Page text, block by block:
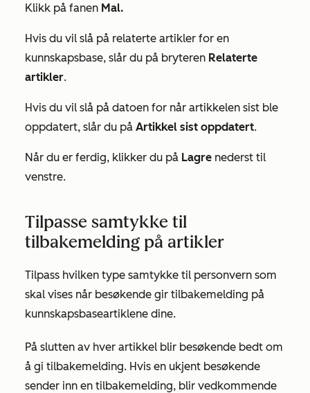
Klikk på fanen Mal.
Hvis du vil slå på relaterte artikler for en
kunnskapsbase, slår du på bryteren Relaterte
artikler.
Hvis du vil slå på datoen for når artikkelen sist ble
oppdatert, slår du på Artikkel sist oppdatert.
Når du er ferdig, klikker du på Lagre nederst til
venstre.
Tilpasse samtykke til
tilbakemelding på artikler
Tilpass hvilken type samtykke til personvern som
skal vises når besøkende gir tilbakemelding på
kunnskapsbaseartiklene dine.
På slutten av hver artikkel blir besøkende bedt om
å gi tilbakemelding. Hvis en ukjent besøkende
sender inn en tilbakemelding, blir vedkommende